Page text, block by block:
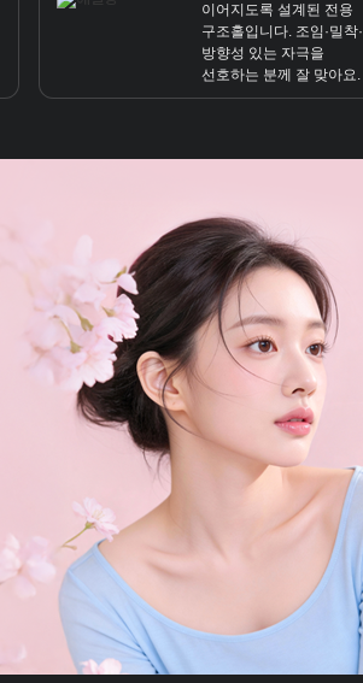
이어지도록 설계된 전용
구조홀입니다. 조임·밀착·
방향성 있는 자극을
선호하는 분께 잘 맞아요.